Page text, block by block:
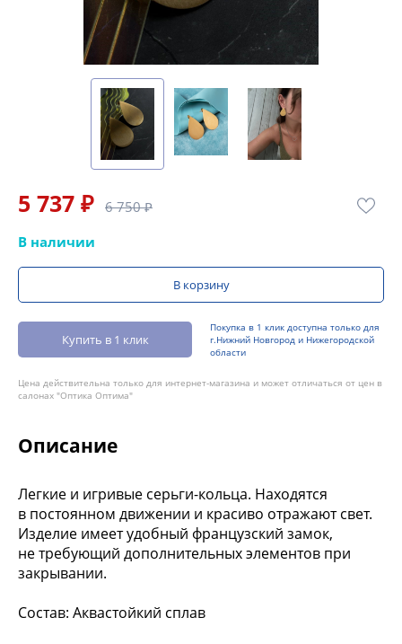
5 737 ₽ 6 750 ₽
В наличии
В корзину
Купить в 1 клик
Покупка в 1 клик доступна только для
г.Нижний Новгород и Нижегородской
области
Цена действительна только для интернет-магазина и может отличаться от цен в
салонах "Оптика Оптима"
Описание
Легкие и игривые серьги-кольца. Находятся
в постоянном движении и красиво отражают свет.
Изделие имеет удобный французский замок,
не требующий дополнительных элементов при
закрывании.
Состав: Аквастойкий сплав